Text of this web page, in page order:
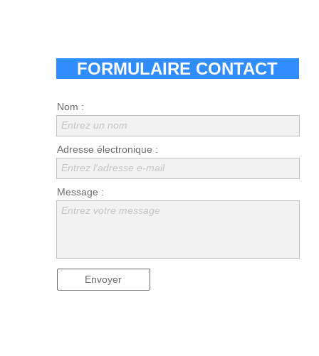
FORMULAIRE CONTACT
Nom :
Entrez un nom
Adresse électronique :
Entrez l'adresse e-mail
Envoyer
Message :
Entrez votre message